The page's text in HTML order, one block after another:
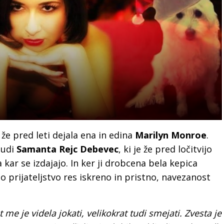
pred leti dejala ena in edina Marilyn Monroe.
Samanta Rejc Debevec, ki je že pred ločitvijo
se izdajajo. In ker ji drobcena bela kepica
prijateljstvo res iskreno in pristno, navezanost
me je videla jokati, velikokrat tudi smejati. Zvesta je